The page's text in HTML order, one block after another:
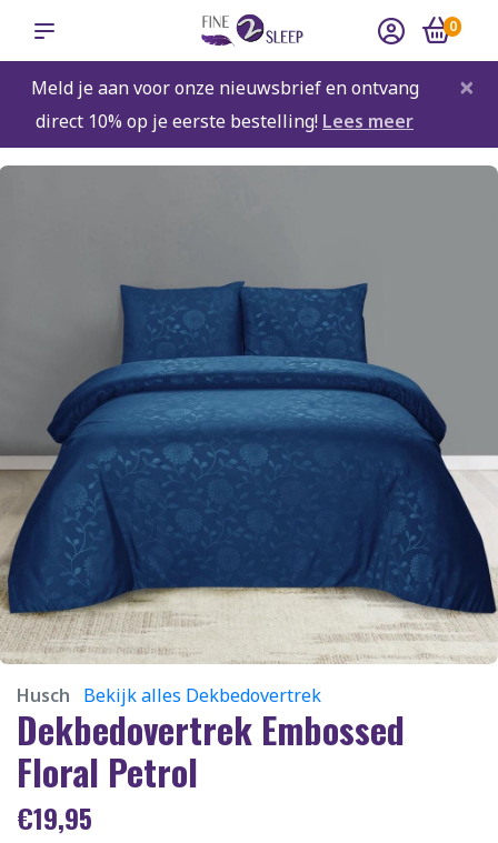
0
Meld je aan voor onze nieuwsbrief en ontvang
direct 10% op je eerste bestelling! Lees meer
×
Husch Bekijk alles Dekbedovertrek
Dekbedovertrek Embossed
Floral Petrol
€19,95